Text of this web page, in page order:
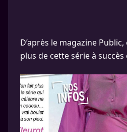
D’après le magazine
plus de cette série à succès